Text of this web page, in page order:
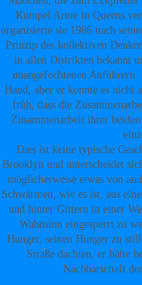
Kumpel Arnie in Queens
organisierte sie 1986 nach
Prinzip des kollektiven
in allen Distrikten bekannt
unangefochtenen
Hand, aber er konnte es nicht
früh, dass die
Zusammenarbeit ihrer
Dies ist keine typische
Brooklyn und unterscheidet
möglicherweise etwas von
Schwärmen, wie es ist, aus
und hinter Gittern in einer
Wahnsinn eingesperrt zu
Hunger, seinen Hunger zu
Straße dachten, er hätte
Nachbarschaft